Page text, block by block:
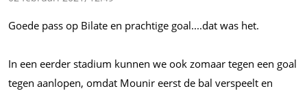
Goede pass op Bilate en prachtige goal....dat was het.
In een eerder stadium kunnen we ook zomaar tegen een goal
tegen aanlopen, omdat Mounir eerst de bal verspeelt en